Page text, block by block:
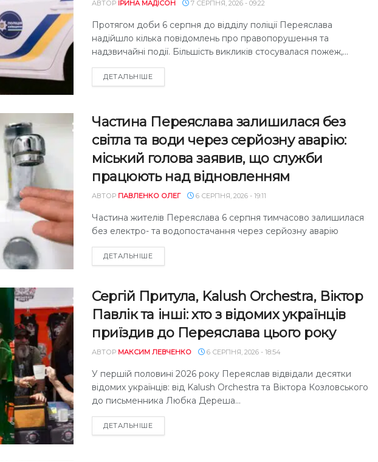
АВТОР ІРИНА МАДІСОН 7 СЕРПНЯ, 2026 - 09:22
Протягом доби 6 серпня до відділу поліції Переяслава
надійшло кілька повідомлень про правопорушення та
надзвичайні події. Більшість викликів стосувалася пожеж,...
ДЕТАЛЬНІШЕDETAILS
Частина Переяслава залишилася без
світла та води через серйозну аварію:
міський голова заявив, що служби
працюють над відновленням
АВТОР ПАВЛЕНКО ОЛЕГ 6 СЕРПНЯ, 2026 - 19:11
Частина жителів Переяслава 6 серпня тимчасово залишилася
без електро- та водопостачання через серйозну аварію
ДЕТАЛЬНІШЕDETAILS
Сергій Притула, Kalush Orchestra, Віктор
Павлік та інші: хто з відомих українців
приїздив до Переяслава цього року
АВТОР МАКСИМ ЛЕВЧЕНКО 6 СЕРПНЯ, 2026 - 18:54
У першій половині 2026 року Переяслав відвідали десятки
відомих українців: від Kalush Orchestra та Віктора Козловського
до письменника Любка Дереша...
ДЕТАЛЬНІШЕDETAILS